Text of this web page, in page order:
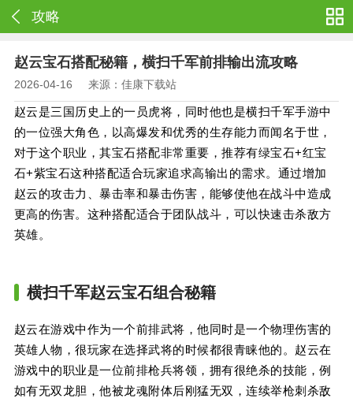
攻略
赵云宝石搭配秘籍，横扫千军前排输出流攻略
2026-04-16 来源：佳康下载站
赵云是三国历史上的一员虎将，同时他也是横扫千军手游中
的一位强大角色，以高爆发和优秀的生存能力而闻名于世，
对于这个职业，其宝石搭配非常重要，推荐有绿宝石+红宝
石+紫宝石这种搭配适合玩家追求高输出的需求。通过增加
赵云的攻击力、暴击率和暴击伤害，能够使他在战斗中造成
更高的伤害。这种搭配适合于团队战斗，可以快速击杀敌方
英雄。
横扫千军赵云宝石组合秘籍
赵云在游戏中作为一个前排武将，他同时是一个物理伤害的
英雄人物，很玩家在选择武将的时候都很青睐他的。赵云在
游戏中的职业是一位前排枪兵将领，拥有很绝杀的技能，例
如有无双龙胆，他被龙魂附体后刚猛无双，连续举枪刺杀敌